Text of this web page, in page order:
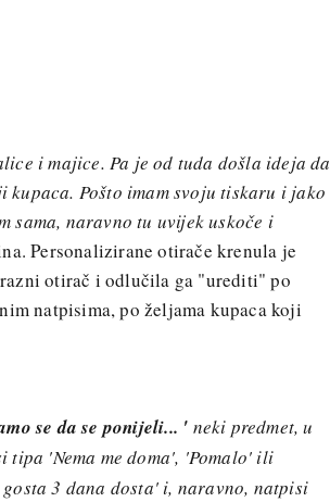
i majice. Pa je od tuda došla ideja da
Pošto imam svoju tiskaru i jako
sama, naravno tu uvijek uskoče i
Personalizirane otirače krenula je
otirač i odlučila ga "urediti" po
natpisima, po željama kupaca koji
se da se ponijeli... ' neki predmet, u
tipa 'Nema me doma', 'Pomalo' ili
3 dana dosta' i, naravno, natpisi